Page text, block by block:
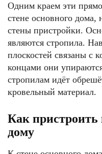
Одним краем эти
стене основного
стены пристройки.
являются стропила.
плоскостей связаны с
концами они
стропилам идёт
кровельный материал.
Как
дому